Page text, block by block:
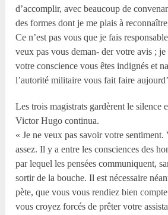
d’accomplir, avec beaucoup de
des formes dont je me plais à
Ce n’est pas vous que je fais
veux pas vous deman- der votre avis ; je
votre conscience vous êtes indignés et
l’autorité militaire vous fait faire
Les trois magistrats gardèrent le silence
Victor Hugo continua.
« Je ne veux pas savoir votre sentiment.
assez. Il y a entre les consciences des
par lequel les pensées communiquent,
sortir de la bouche. Il est nécessaire
pète, que vous vous rendiez bien
vous croyez forcés de prêter votre